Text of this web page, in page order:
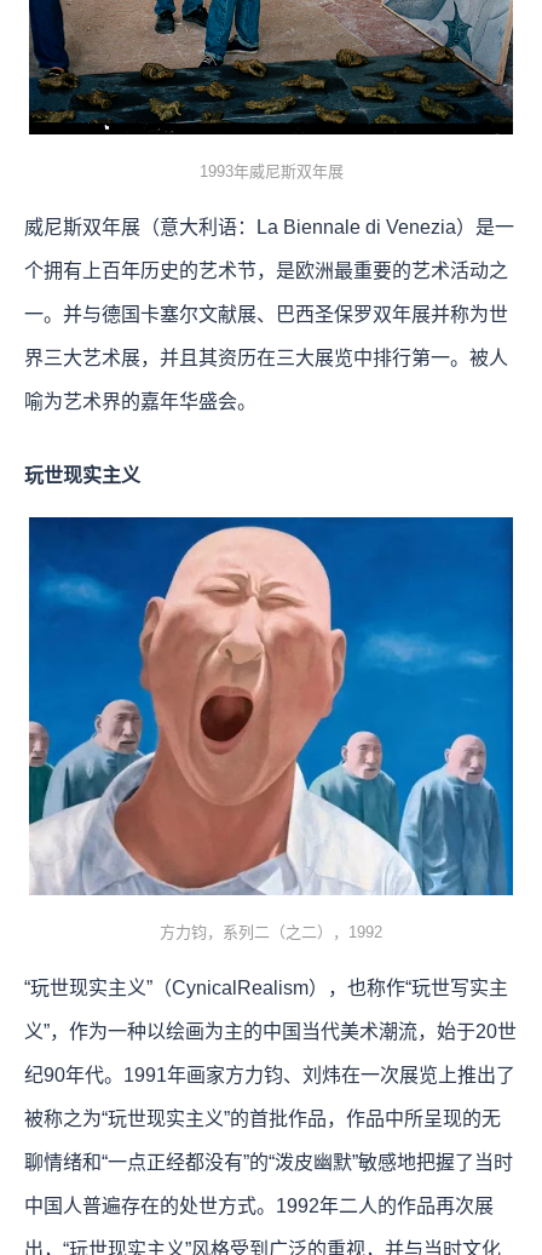
1993年威尼斯双年展
威尼斯双年展（意大利语：La Biennale di Venezia）是一
个拥有上百年历史的艺术节，是欧洲最重要的艺术活动之
一。并与德国卡塞尔文献展、巴西圣保罗双年展并称为世
界三大艺术展，并且其资历在三大展览中排行第一。被人
喻为艺术界的嘉年华盛会。
玩世现实主义
方力钧，系列二（之二），1992
“玩世现实主义”（CynicalRealism），也称作“玩世写实主
义”，作为一种以绘画为主的中国当代美术潮流，始于20世
纪90年代。1991年画家方力钧、刘炜在一次展览上推出了
被称之为“玩世现实主义”的首批作品，作品中所呈现的无
聊情绪和“一点正经都没有”的“泼皮幽默”敏感地把握了当时
中国人普遍存在的处世方式。1992年二人的作品再次展
出，“玩世现实主义”风格受到广泛的重视，并与当时文化